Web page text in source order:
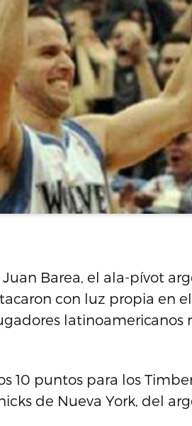
Barea, el ala-pívot
con luz propia en
latinoamericanos
10 puntos para los
de Nueva York, del